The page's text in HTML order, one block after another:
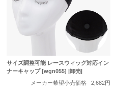
サイズ調整可能 レースウィッグ対応イン
ナーキャップ [wgn055] |卸売|
メーカー希望小売価格
2,682円